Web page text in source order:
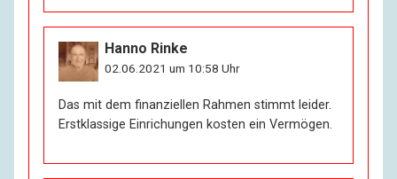
Wenige Freunde. Wahrscheinlich red’ ich zu viel. – Es
sind bestimmt schon viele tot von denen, mit denen
ich Verhältnisse hatte. Mein Gott, und damals war es
doch Leben pur. Minuten wie platzende Granaten. Na
Fantasie nicht los von den Grauhaarigen, den Älteren,
die nach Würde duften und nach Gier schmecken. Und
mit den wilden Haaren. Für die zähl’ ich doch gar nicht
Hanno Rinke
02.06.2021 um 10:58 Uhr
Das mit dem finanziellen Rahmen stimmt leider.
Erstklassige Einrichungen kosten ein Vermögen.